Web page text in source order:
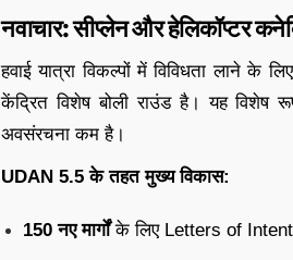
नवाचार: सीप्लेन और हेलिकॉप्टर
हवाई यात्रा विकल्पों में विविधता लाने के
केंद्रित विशेष बोली राउंड है। यह विशेष
अवसंरचना कम है।
UDAN 5.5 के तहत मुख्य विकास:
150 नए मार्गोंके लिए Letters of Intent